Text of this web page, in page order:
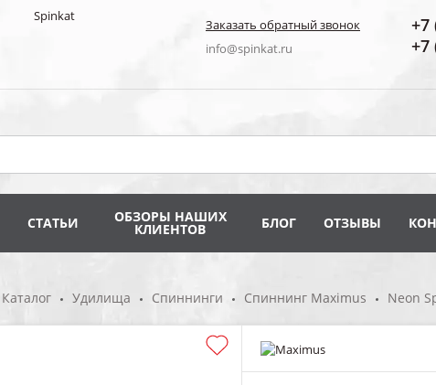
+7
+7
Заказать обратный звонок
info@spinkat.ru
СТАТЬИ ОБЗОРЫ НАШИХ
КЛИЕНТОВ БЛОГ ОТЗЫВЫ
Каталог Удилища Спиннинги Спиннинг Maximus Neon